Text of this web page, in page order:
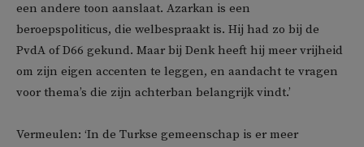
een andere toon aanslaat. Azarkan is een
beroepspoliticus, die welbespraakt is. Hij had zo bij de
PvdA of D66 gekund. Maar bij Denk heeft hij meer vrijheid
om zijn eigen accenten te leggen, en aandacht te vragen
voor thema’s die zijn achterban belangrijk vindt.’
Vermeulen: ‘In de Turkse gemeenschap is er meer